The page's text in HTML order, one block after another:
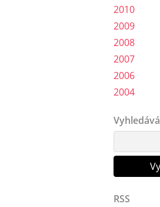
2010
2009
2008
2007
2006
2004
RSS